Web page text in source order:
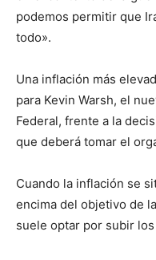
podemos permitir que
todo».
Una inflación más
para Kevin Warsh, el
Federal, frente a la
que deberá tomar el
Cuando la inflación se
encima del objetivo de
suele optar por subir